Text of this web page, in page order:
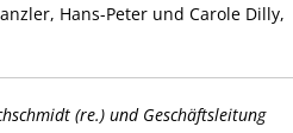
Hans-Peter und Carole Dilly,
(re.) und Geschäftsleitung